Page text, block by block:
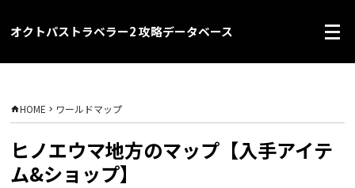
オクトパストラベラー2 攻略データベース
HOME ワールドマップ
ヒノエウマ地方のマップ【入手アイテ
ム&ショップ】